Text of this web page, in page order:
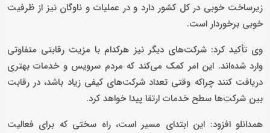
زیرساخت خوبی در کل کشور دارد و در عملیات و ناوگان نیز از ظرفیت
خوبی برخوردار است.
وی تأکید کرد: شرکت‌های دیگر نیز هرکدام با مزیت رقابتی متفاوتی
وارد شده‌اند. این امر کمک می‌کند که مردم سرویس و خدمات بهتری
دریافت کنند چراکه وقتی تعداد شرکت‌های کیفی زیاد باشد، در رقابت
بین شرکت‌ها سطح خدمات ارتقا پیدا خواهد کرد.
همدانلو افزود: این ابتدای مسیر است، راه سختی که برای فعالیت